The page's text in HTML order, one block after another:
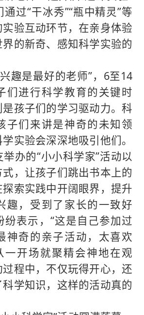
过“干冰秀”“瓶中精灵”等
验互动环节，在亲身体验
的新奇、感知科学实验的
趣是最好的老师”，6至14
们进行科学教育的关键时
孩子们的学习驱动力。科
子们来讲是神奇的未知领
实验会深深地吸引他们。
办的“小小科学家”活动以
，让孩子们跳出书本上的
索实践中开阔眼界，提升
趣，受到了家长的一致好
纷表示，“这是自己参加过
神奇的亲子活动，太喜欢
一开场就聚精会神地在观
程中，不仅玩得开心，还
学知识，这样的活动真的